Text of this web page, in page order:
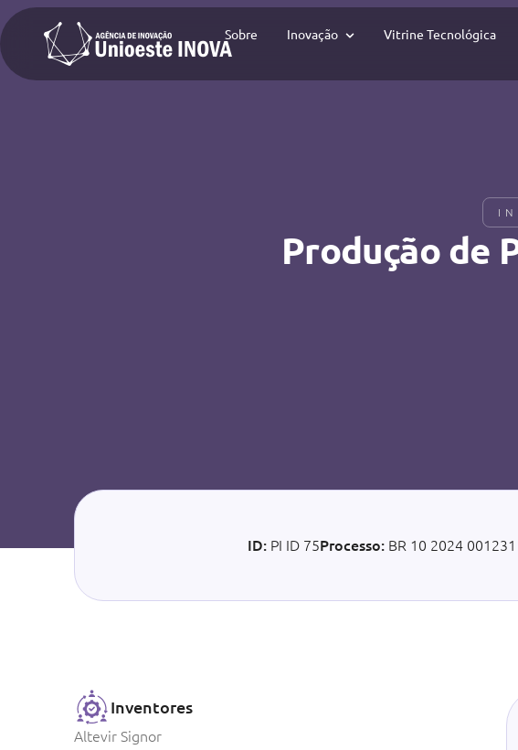
Sobre Inovação Vitrine Tecnológica
Produção de
ID: PI ID 75Processo: BR 10 2024 001231
Inventores
Altevir Signor